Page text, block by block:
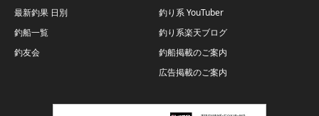
最新釣果 日別
釣船一覧
釣友会
釣り系 YouTuber
釣り系楽天ブログ
釣船掲載のご案内
広告掲載のご案内